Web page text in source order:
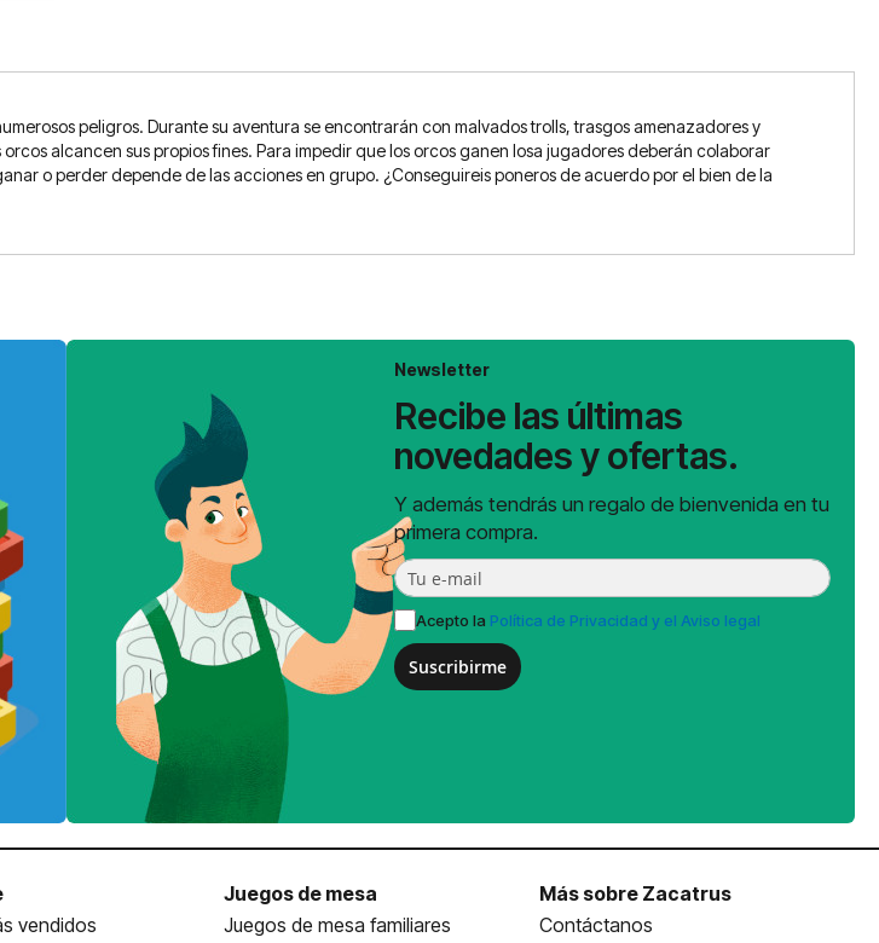
peligros. Durante su aventura se encontrarán con malvados trolls, trasgos amenazadores y
alcancen sus propios fines. Para impedir que los orcos ganen losa jugadores deberán colaborar
o perder depende de las acciones en grupo. ¿Conseguireis poneros de acuerdo por el bien de la
Newsletter
Recibe las últimas
novedades y ofertas.
Y además tendrás un regalo de bienvenida en tu
primera compra.
Acepto la Política de Privacidad y el Aviso legal
Suscribirme
vendidos
Juegos de mesa
Juegos de mesa familiares
Más sobre Zacatrus
Contáctanos